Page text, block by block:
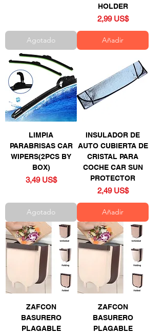
Agotado
HOLDER
Precio
2,99 US$
Añadir
LIMPIA
PARABRISAS CAR
WIPERS(2PCS BY
BOX)
Precio
3,49 US$
Agotado
INSULADOR DE
AUTO CUBIERTA DE
CRISTAL PARA
COCHE CAR SUN
PROTECTOR
Precio
2,49 US$
Añadir
ZAFCON
BASURERO
PLAGABLE
ZAFCON
BASURERO
PLAGABLE